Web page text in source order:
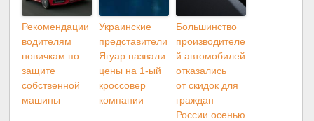
Рекомендации
водителям
новичкам по
защите
собственной
машины
Украинские
представители
Ягуар назвали
цены на 1-ый
кроссовер
компании
Большинство
производителе
й автомобилей
отказались
от скидок для
граждан
России осенью